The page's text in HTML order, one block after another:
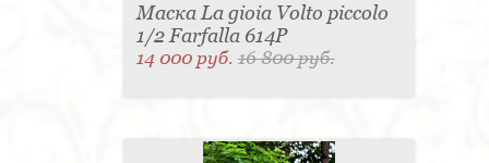
Маска La gioia Volto piccolo
1/2 Farfalla 614P
14 000 руб.16 800 руб.